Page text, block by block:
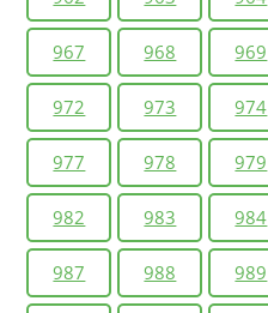
967 968 969
972 973 974
977 978 979
982 983 984
987 988 989